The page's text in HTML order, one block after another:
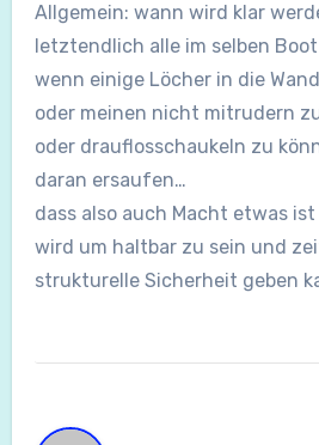
Allgemein: wann wird klar
letztendlich alle im selben
wenn einige Löcher in die
oder meinen nicht mitrudern
oder drauflosschaukeln zu
daran ersaufen…
dass also auch Macht etwas
wird um haltbar zu sein und
strukturelle Sicherheit geben